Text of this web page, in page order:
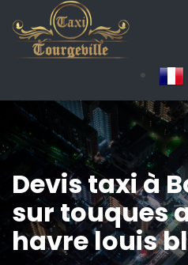
Devis taxi à
sur touques
havre louis